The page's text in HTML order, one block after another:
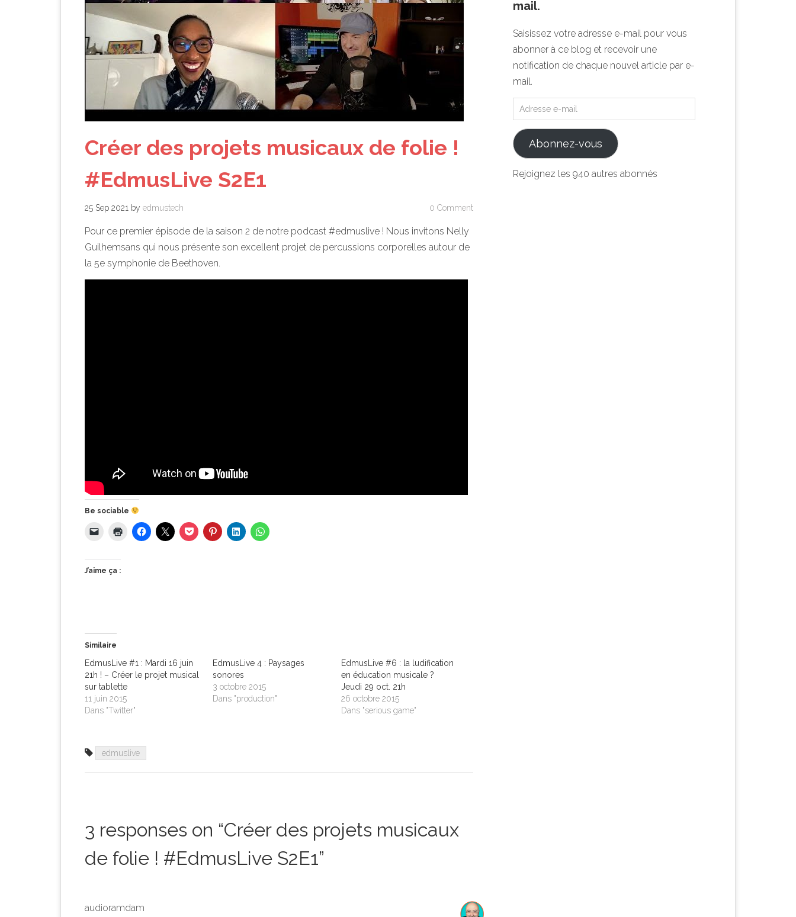
Créer des projets musicaux de folie !
#EdmusLive S2E1
25 Sep 2021 by edmustech 0 Comment
Pour ce premier épisode de la saison 2 de notre podcast #edmuslive ! Nous invitons Nelly
Guilhemsans qui nous présente son excellent projet de percussions corporelles autour de
la 5e symphonie de Beethoven.
Be sociable
J’aime ça :
Similaire
EdmusLive #1 : Mardi 16 juin
21h ! – Créer le projet musical
sur tablette
11 juin 2015
Dans "Twitter"
EdmusLive 4 : Paysages
sonores
3 octobre 2015
Dans "production"
EdmusLive #6 : la ludification
en éducation musicale ?
Jeudi 29 oct. 21h
26 octobre 2015
Dans "serious game"
edmuslive
3 responses on “Créer des projets musicaux
de folie ! #EdmusLive S2E1”
audioramdam
mail.
Saisissez votre adresse e-mail pour vous
abonner à ce blog et recevoir une
notification de chaque nouvel article par e-
mail.
Abonnez-vous
Rejoignez les 940 autres abonnés